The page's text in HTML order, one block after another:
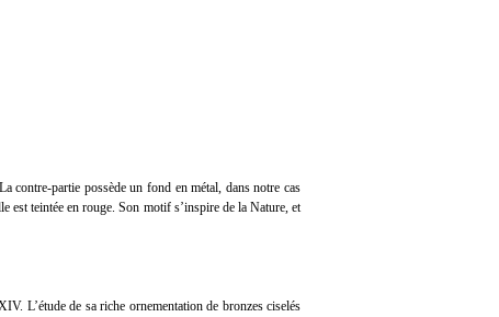
contre-partie possède un fond en métal, dans notre cas
est teintée en rouge. Son motif s’inspire de la Nature, et
L’étude de sa riche ornementation de bronzes ciselés